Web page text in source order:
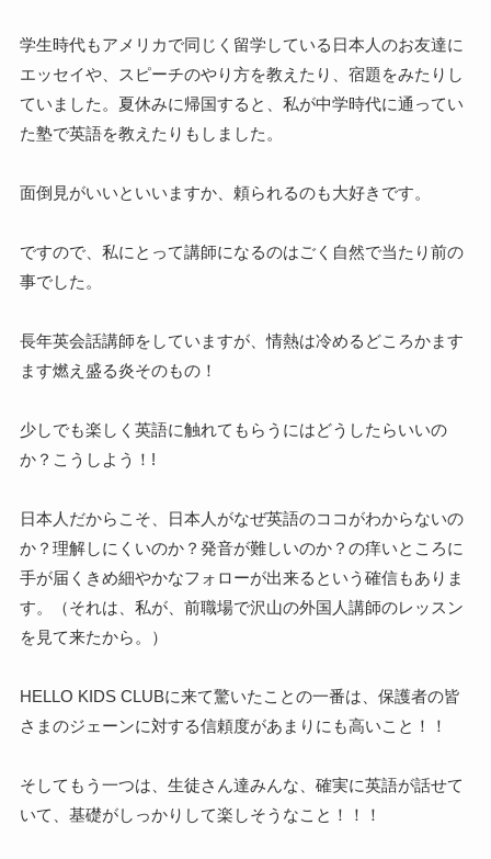
学生時代もアメリカで同じく留学している日本人のお友達に
エッセイや、スピーチのやり方を教えたり、宿題をみたりし
ていました。夏休みに帰国すると、私が中学時代に通ってい
た塾で英語を教えたりもしました。
面倒見がいいといいますか、頼られるのも大好きです。
ですので、私にとって講師になるのはごく自然で当たり前の
事でした。
長年英会話講師をしていますが、情熱は冷めるどころかます
ます燃え盛る炎そのもの！
少しでも楽しく英語に触れてもらうにはどうしたらいいの
か？こうしよう！!
日本人だからこそ、日本人がなぜ英語のココがわからないの
か？理解しにくいのか？発音が難しいのか？の痒いところに
手が届くきめ細やかなフォローが出来るという確信もありま
す。（それは、私が、前職場で沢山の外国人講師のレッスン
を見て来たから。）
HELLO KIDS CLUBに来て驚いたことの一番は、保護者の皆
さまのジェーンに対する信頼度があまりにも高いこと！！
そしてもう一つは、生徒さん達みんな、確実に英語が話せて
いて、基礎がしっかりして楽しそうなこと！！！